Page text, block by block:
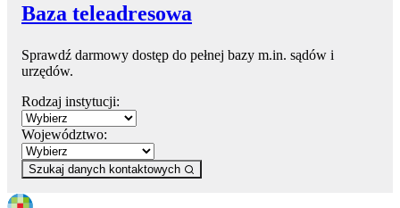
Baza teleadresowa
Sprawdź darmowy dostęp do pełnej bazy m.in. sądów i
urzędów.
Rodzaj instytucji:
Województwo:
Szukaj danych kontaktowych